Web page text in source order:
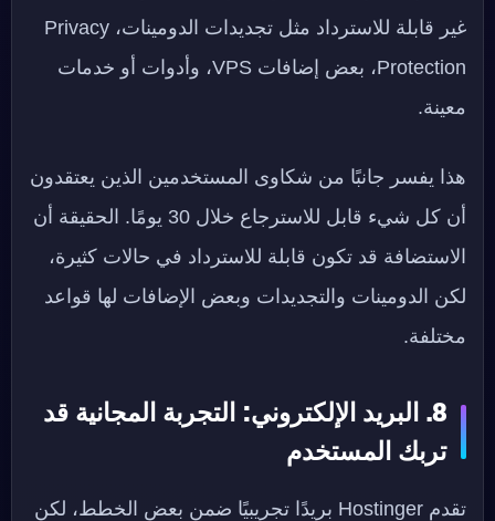
غير قابلة للاسترداد مثل تجديدات الدومينات، Privacy
Protection، بعض إضافات VPS، وأدوات أو خدمات
معينة.
هذا يفسر جانبًا من شكاوى المستخدمين الذين يعتقدون
أن كل شيء قابل للاسترجاع خلال 30 يومًا. الحقيقة أن
الاستضافة قد تكون قابلة للاسترداد في حالات كثيرة،
لكن الدومينات والتجديدات وبعض الإضافات لها قواعد
مختلفة.
8. البريد الإلكتروني: التجربة المجانية قد
تربك المستخدم
تقدم Hostinger بريدًا تجريبيًا ضمن بعض الخطط، لكن